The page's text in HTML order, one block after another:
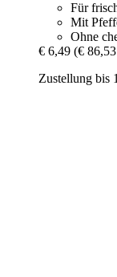
Für
Mit
Ohne
€ 6,49 (€
Zustellung bis